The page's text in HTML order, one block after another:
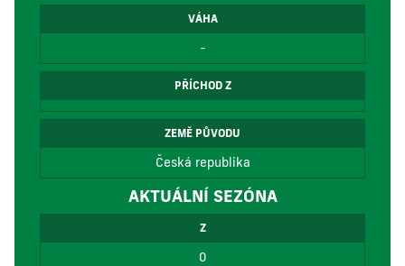
VÁHA
-
PŘÍCHOD Z
ZEMĚ PŮVODU
Česká republika
AKTUÁLNÍ SEZÓNA
Z
0